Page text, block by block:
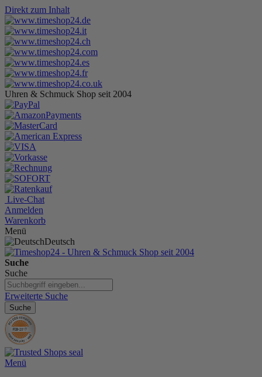
Direkt zum Inhalt
Uhren & Schmuck Shop seit 2004
Live-Chat
Anmelden
Warenkorb
Menü
Deutsch
Suche
Suche
Erweiterte Suche
Suche
Menü